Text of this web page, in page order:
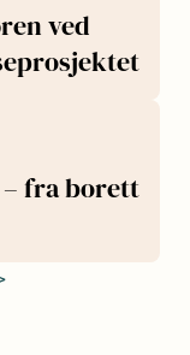
ved
fra borett